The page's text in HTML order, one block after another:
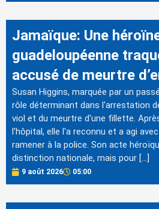
Jamaïque: Une
guadeloupéenne
accusé de meurtre
Susan Higgins, marquée par un
rôle déterminant dans l'arrestation
viol et du meurtre d'une fillette.
l'hôpital, elle l'a reconnu et a agi
ramener à la police. Son acte
distinction nationale, mais pour […]
9 août 2026 05:00